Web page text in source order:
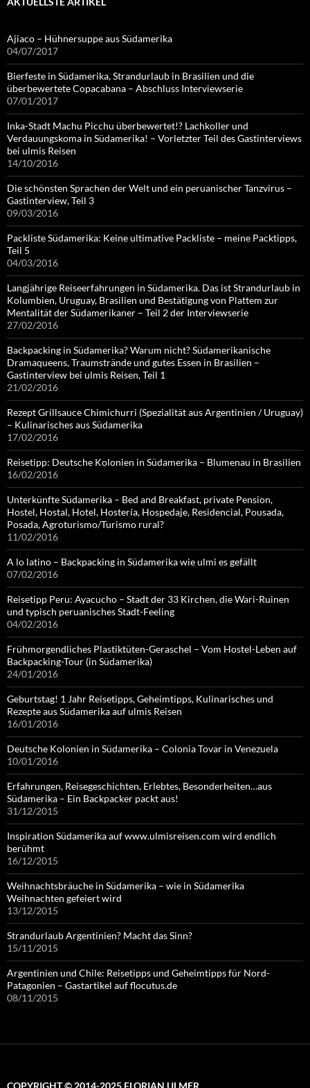
Ajiaco – Hühnersuppe aus Südamerika
04/07/2017
Bierfeste in Südamerika, Strandurlaub in Brasilien und die
überbewertete Copacabana – Abschluss Interviewserie
07/01/2017
Inka-Stadt Machu Picchu überbewertet!? Lachkoller und
Verdauungskoma in Südamerika! – Vorletzter Teil des Gastinterviews
bei ulmis Reisen
14/10/2016
Die schönsten Sprachen der Welt und ein peruanischer Tanzvirus –
Gastinterview, Teil 3
09/03/2016
Packliste Südamerika: Keine ultimative Packliste – meine Packtipps,
Teil 5
04/03/2016
Langjährige Reiseerfahrungen in Südamerika. Das ist Strandurlaub in
Kolumbien, Uruguay, Brasilien und Bestätigung von Plattem zur
Mentalität der Südamerikaner – Teil 2 der Interviewserie
27/02/2016
Backpacking in Südamerika? Warum nicht? Südamerikanische
Dramaqueens, Traumstrände und gutes Essen in Brasilien –
Gastinterview bei ulmis Reisen, Teil 1
21/02/2016
Rezept Grillsauce Chimichurri (Spezialität aus Argentinien / Uruguay)
– Kulinarisches aus Südamerika
17/02/2016
Reisetipp: Deutsche Kolonien in Südamerika – Blumenau in Brasilien
16/02/2016
Unterkünfte Südamerika – Bed and Breakfast, private Pension,
Hostel, Hostal, Hotel, Hostería, Hospedaje, Residencial, Pousada,
Posada, Agroturismo/Turismo rural?
11/02/2016
A lo latino – Backpacking in Südamerika wie ulmi es gefällt
07/02/2016
Reisetipp Peru: Ayacucho – Stadt der 33 Kirchen, die Wari-Ruinen
und typisch peruanisches Stadt-Feeling
04/02/2016
Frühmorgendliches Plastiktüten-Geraschel – Vom Hostel-Leben auf
Backpacking-Tour (in Südamerika)
24/01/2016
Geburtstag! 1 Jahr Reisetipps, Geheimtipps, Kulinarisches und
Rezepte aus Südamerika auf ulmis Reisen
16/01/2016
Deutsche Kolonien in Südamerika – Colonia Tovar in Venezuela
10/01/2016
Erfahrungen, Reisegeschichten, Erlebtes, Besonderheiten…aus
Südamerika – Ein Backpacker packt aus!
31/12/2015
Inspiration Südamerika auf www.ulmisreisen.com wird endlich
berühmt
16/12/2015
Weihnachtsbräuche in Südamerika – wie in Südamerika
Weihnachten gefeiert wird
13/12/2015
Strandurlaub Argentinien? Macht das Sinn?
15/11/2015
Argentinien und Chile: Reisetipps und Geheimtipps für Nord-
Patagonien – Gastartikel auf flocutus.de
08/11/2015